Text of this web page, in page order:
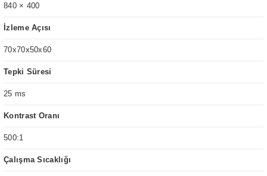
840 × 400
İzleme Açısı
70x70x50x60
Tepki Süresi
25 ms
Kontrast Oranı
500:1
Çalışma Sıcaklığı